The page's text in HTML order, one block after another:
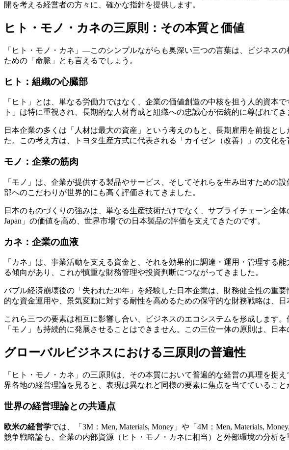
開を考える経営者の方々に、確かな指針を提供します。
ヒト・モノ・カネの三原則：その本質と価値
「ヒト・モノ・カネ」—このシンプルながらも奥深い三つの言葉は、ビジネス
ための「命脈」とも言えるでしょう。
ヒト：組織の心臓部
「ヒト」とは、単なる労働力ではなく、企業の価値創造の中核を担う人的資本
ト」は特に重視され、長期的な人材育成と組織への忠誠心が伝統的に尊ばれてき
日本企業の多くは「人材は最大の資産」という考えのもと、長期雇用を前提と
た。この考え方は、トヨタ生産方式に代表される「カイゼン（改善）」の文化
モノ：企業の筋肉
「モノ」は、企業が提供する製品やサービス、そしてそれらを生み出すための
部へのこだわりが世界的にも高く評価されてきました。
日本のものづくりの強みは、単なる生産技術だけでなく、サプライチェーン全
Japan」の価値を高め、世界市場での日本製品の評価を支えてきたのです。
カネ：企業の血液
「カネ」は、事業活動を支える資金と、それを効果的に調達・運用・管理する
る傾向があり、これが慎重な財務管理や投資判断につながってきました。
バブル経済崩壊後の「失われた20年」を経験した日本企業は、財務健全性の重
的な資金運用や、景気変動に対する耐性を高めるための保守的な財務戦略は、
これら三つの要素は相互に影響し合い、ビジネスのエコシステムを形成します
「モノ」も持続的に発展させることはできません。この三位一体の原則は、日
グローバルビジネスにおける三原則の普遍性
「ヒト・モノ・カネ」の三原則は、その本質において普遍的な経営の真理を
界各地の経営理論を見ると、表現は異なれど同様の要素に焦点を当てていること
世界の経営理論との共通点
欧米の経営学では、「3M：Men, Materials, Money」や「4M：Men, Materials,
競争戦略論も、企業の内部資源（ヒト・モノ・カネに相当）と外部環境の分析を